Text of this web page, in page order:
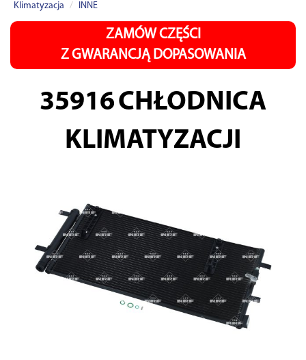
Klimatyzacja INNE
ZAMÓW CZĘŚCI
Z GWARANCJĄ DOPASOWANIA
35916CHŁODNICA
KLIMATYZACJI